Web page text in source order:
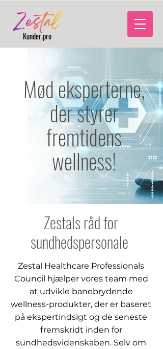
Kunder.pro
Mød eksperterne,
der styrer
fremtidens
wellness!
Zestals råd for
sundhedspersonale
Zestal Healthcare Professionals
Council hjælper vores team med
at udvikle banebrydende
wellness-produkter, der er baseret
på ekspertindsigt og de seneste
fremskridt inden for
sundhedsvidenskaben. Selv om